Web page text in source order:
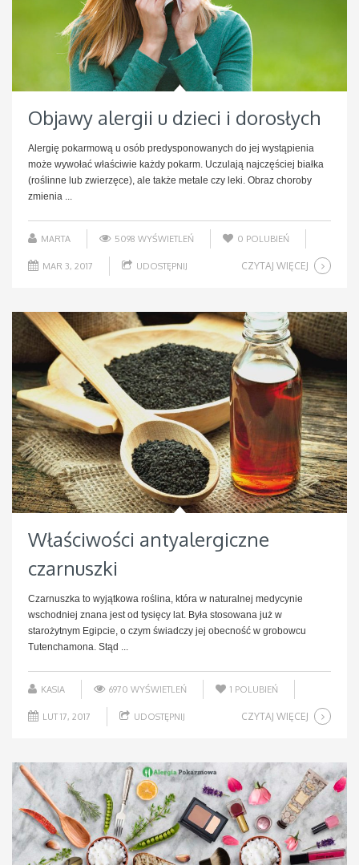
Objawy alergii u dzieci i dorosłych
Alergię pokarmową u osób predysponowanych do jej wystąpienia
może wywołać właściwie każdy pokarm. Uczulają najczęściej białka
(roślinne lub zwierzęce), ale także metale czy leki. Obraz choroby
zmienia ...
MARTA 5098 WYŚWIETLEŃ 0 POLUBIEŃ
MAR 3, 2017 UDOSTĘPNIJ CZYTAJ WIĘCEJ
Właściwości antyalergiczne
czarnuszki
Czarnuszka to wyjątkowa roślina, która w naturalnej medycynie
wschodniej znana jest od tysięcy lat. Była stosowana już w
starożytnym Egipcie, o czym świadczy jej obecność w grobowcu
Tutenchamona. Stąd ...
KASIA 6970 WYŚWIETLEŃ 1 POLUBIEŃ
LUT 17, 2017 UDOSTĘPNIJ CZYTAJ WIĘCEJ